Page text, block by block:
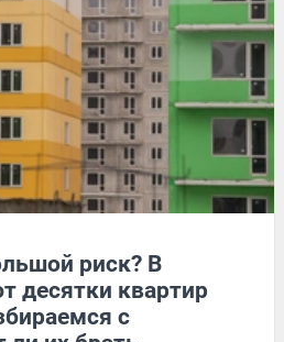
риск? В
десятки квартир
с